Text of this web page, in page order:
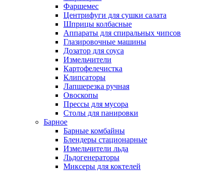
Фаршемес
Центрифуги для сушки салата
Шприцы колбасные
Аппараты для спиральных чипсов
Глазировочные машины
Дозатор для соуса
Измельчители
Картофелечистка
Клипсаторы
Лапшерезка ручная
Овоскопы
Прессы для мусора
Столы для панировки
Барное
Барные комбайны
Блендеры стационарные
Измельчители льда
Льдогенераторы
Миксеры для коктелей